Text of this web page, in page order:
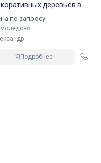
деревьев в
по запросу
Подробнее